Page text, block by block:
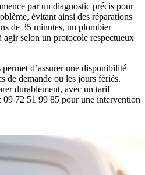
par un diagnostic précis pour
évitant ainsi des réparations
de 35 minutes, un plombier
selon un protocole respectueux
d’assurer une disponibilité
de demande ou les jours fériés.
durablement, avec un tarif
09 72 51 99 85 pour une intervention